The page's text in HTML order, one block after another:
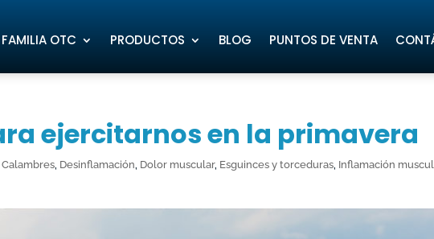
FAMILIA OTC PRODUCTOS BLOG PUNTOS DE VENTA
ejercitarnos en la primavera
|Calambres, Desinflamación, Dolor muscular, Esguinces y torceduras, Inflamación